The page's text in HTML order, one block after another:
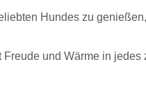
Hundes zu
und Wärme in jedes